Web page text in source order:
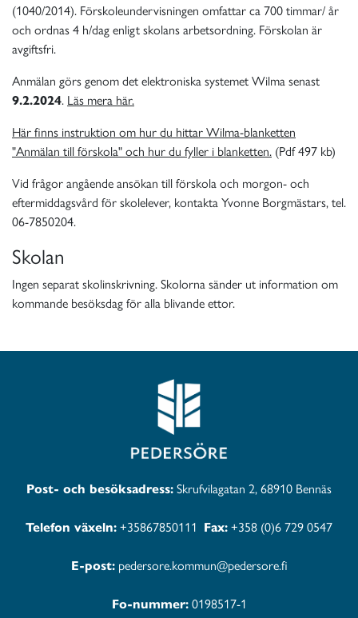
(1040/2014). Förskoleundervisningen omfattar ca 700 timmar/ år
och ordnas 4 h/dag enligt skolans arbetsordning. Förskolan är
avgiftsfri.
Anmälan görs genom det elektroniska systemet Wilma senast
9.2.2024. Läs mera här.
Här finns instruktion om hur du hittar Wilma-blanketten
"Anmälan till förskola" och hur du fyller i blanketten. (Pdf 497 kb)
Vid frågor angående ansökan till förskola och morgon- och
eftermiddagsvård för skolelever, kontakta Yvonne Borgmästars, tel.
06-7850204.
Skolan
Ingen separat skolinskrivning. Skolorna sänder ut information om
kommande besöksdag för alla blivande ettor.
Post- och besöksadress:Skrufvilagatan 2, 68910 Bennäs
Telefon växeln:+35867850111 Fax:+358 (0)6 729 0547
E-post:pedersore.kommun@pedersore.fi
Fo-nummer:0198517-1